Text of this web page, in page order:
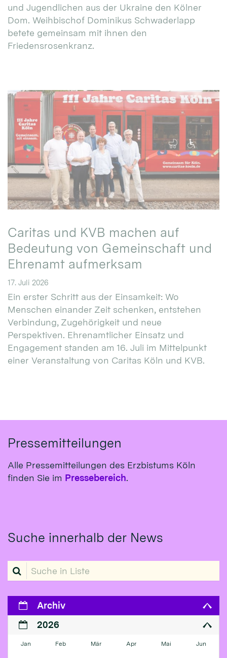
und Jugendlichen aus der Ukraine den Kölner
Dom. Weihbischof Dominikus Schwaderlapp
betete gemeinsam mit ihnen den
Friedensrosenkranz.
Caritas und KVB machen auf
Bedeutung von Gemeinschaft und
Ehrenamt aufmerksam
17. Juli 2026
Ein erster Schritt aus der Einsamkeit: Wo
Menschen einander Zeit schenken, entstehen
Verbindung, Zugehörigkeit und neue
Perspektiven. Ehrenamtlicher Einsatz und
Engagement standen am 16. Juli im Mittelpunkt
einer Veranstaltung von Caritas Köln und KVB.
Pressemitteilungen
Alle Pressemitteilungen des Erzbistums Köln
finden Sie im Pressebereich.
Suche innerhalb der News
Suche in Liste
Archiv
2026
Jan Feb Mär Apr Mai Jun